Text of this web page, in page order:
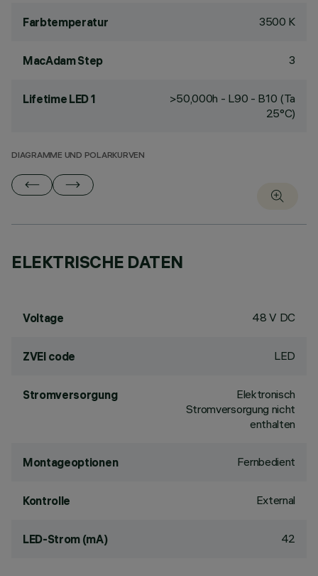
Farbtemperatur 3500 K
MacAdam Step 3
Lifetime LED 1
>50,000h - L90 - B10 (Ta
25°C)
DIAGRAMME UND POLARKURVEN
ELEKTRISCHE DATEN
Voltage 48 V DC
ZVEI code LED
Stromversorgung
Elektronisch
Stromversorgung nicht
enthalten
Montageoptionen Fernbedient
Kontrolle External
LED-Strom (mA) 42